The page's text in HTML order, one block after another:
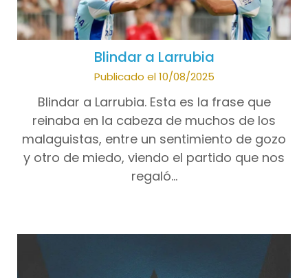
Blindar a Larrubia
Publicado el 10/08/2025
Blindar a Larrubia. Esta es la frase que
reinaba en la cabeza de muchos de los
malaguistas, entre un sentimiento de gozo
y otro de miedo, viendo el partido que nos
regaló…